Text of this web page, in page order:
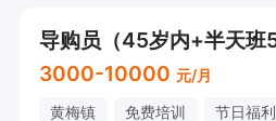
3000-10000 元/月
黄梅镇 免费培训 节日福利